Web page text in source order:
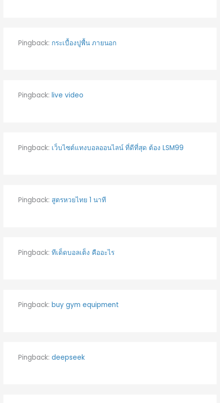
Pingback: กระเบื้องปูพื้น ภายนอก
Pingback: live video
Pingback: เว็บไซต์แทงบอลออนไลน์ ที่ดีที่สุด ต้อง LSM99
Pingback: สูตรหวยไทย 1 นาที
Pingback: ทีเด็ดบอลเต็ง คืออะไร
Pingback: buy gym equipment
Pingback: deepseek